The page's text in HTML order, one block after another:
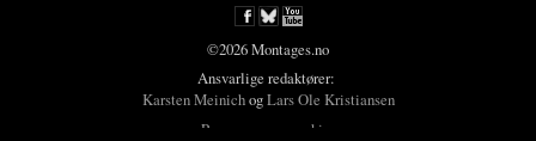
©2026 Montages.no
Ansvarlige redaktører:
Karsten MeinichogLars Ole Kristiansen
Personvern og cookies